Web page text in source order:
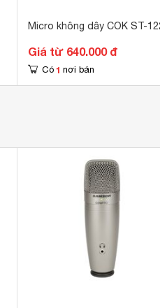
Micro không dây COK ST-
Giá từ 640.000 đ
Có 1 nơi bán